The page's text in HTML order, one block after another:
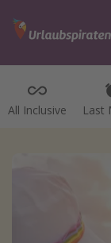
All Inclusive Last
Kategorien
Kreuzfahrten